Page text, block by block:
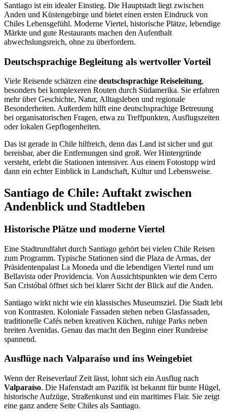
Santiago ist ein idealer Einstieg. Die Hauptstadt liegt zwischen
Anden und Küstengebirge und bietet einen ersten Eindruck von
Chiles Lebensgefühl. Moderne Viertel, historische Plätze, lebendige
Märkte und gute Restaurants machen den Aufenthalt
abwechslungsreich, ohne zu überfordern.
Deutschsprachige Begleitung als wertvoller Vorteil
Viele Reisende schätzen eine deutschsprachige Reiseleitung,
besonders bei komplexeren Routen durch Südamerika. Sie erfahren
mehr über Geschichte, Natur, Alltagsleben und regionale
Besonderheiten. Außerdem hilft eine deutschsprachige Betreuung
bei organisatorischen Fragen, etwa zu Treffpunkten, Ausflugszeiten
oder lokalen Gepflogenheiten.
Das ist gerade in Chile hilfreich, denn das Land ist sicher und gut
bereisbar, aber die Entfernungen sind groß. Wer Hintergründe
versteht, erlebt die Stationen intensiver. Aus einem Fotostopp wird
dann ein echter Einblick in Landschaft, Kultur und Lebensweise.
Santiago de Chile: Auftakt zwischen
Andenblick und Stadtleben
Historische Plätze und moderne Viertel
Eine Stadtrundfahrt durch Santiago gehört bei vielen Chile Reisen
zum Programm. Typische Stationen sind die Plaza de Armas, der
Präsidentenpalast La Moneda und die lebendigen Viertel rund um
Bellavista oder Providencia. Von Aussichtspunkten wie dem Cerro
San Cristóbal öffnet sich bei klarer Sicht der Blick auf die Anden.
Santiago wirkt nicht wie ein klassisches Museumsziel. Die Stadt lebt
von Kontrasten. Koloniale Fassaden stehen neben Glasfassaden,
traditionelle Cafés neben kreativen Küchen, ruhige Parks neben
breiten Avenidas. Genau das macht den Beginn einer Rundreise
spannend.
Ausflüge nach Valparaíso und ins Weingebiet
Wenn der Reiseverlauf Zeit lässt, lohnt sich ein Ausflug nach
Valparaíso. Die Hafenstadt am Pazifik ist bekannt für bunte Hügel,
historische Aufzüge, Straßenkunst und ein maritimes Flair. Sie zeigt
eine ganz andere Seite Chiles als Santiago.